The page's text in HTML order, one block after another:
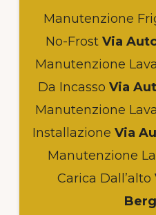
Manutenzione
No-FrostVia
Manutenzione
Da Incasso Via
Manutenzione
Installazione Via
Manutenzione
Carica Dall’alto